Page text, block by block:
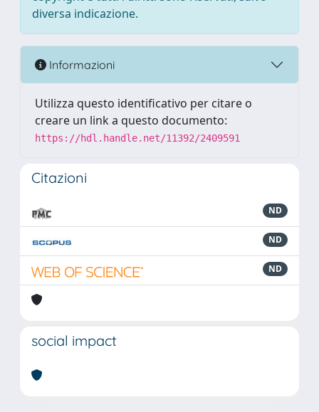
diversa indicazione.
Informazioni
Utilizza questo identificativo per citare o
creare un link a questo documento:
https://hdl.handle.net/11392/2409591
Citazioni
ND
ND
ND
social impact